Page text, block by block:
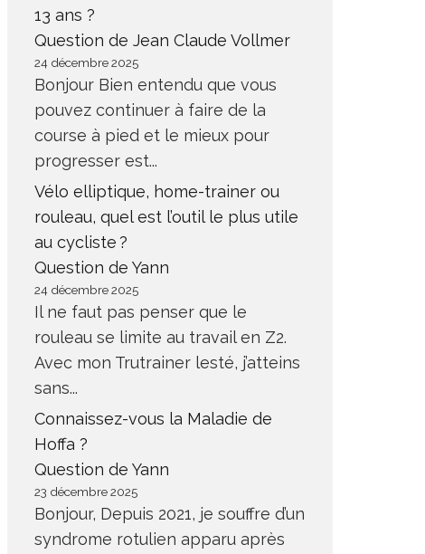
SEMI-MARATHON LÉGÈREMENT
VALLONNÉ : PLAN
D’ENTRAÎNEMENT CLASSIQUE
OU À ADAPTER ? ET COMMENT
ENTRAÎNEMENT RUNNING
13 ans ?
Question de Jean Claude Vollmer
24 décembre 2025
Bonjour Bien entendu que vous
pouvez continuer à faire de la
course à pied et le mieux pour
progresser est...
Vélo elliptique, home-trainer ou
rouleau, quel est l’outil le plus utile
au cycliste ?
Question de Yann
24 décembre 2025
Il ne faut pas penser que le
rouleau se limite au travail en Z2.
Avec mon Trutrainer lesté, j’atteins
sans...
Connaissez-vous la Maladie de
Hoffa ?
Question de Yann
23 décembre 2025
Bonjour, Depuis 2021, je souffre d’un
syndrome rotulien apparu après